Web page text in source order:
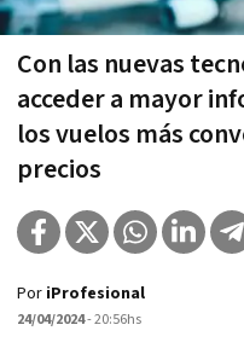
Con las nuevas
acceder a mayor
los vuelos más
precios
Por iProfesional
24/04/2024- 20:56hs